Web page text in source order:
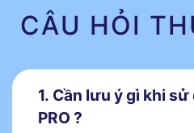
CÂU HỎI
1. Cần lưu ý gì khi
PRO ?